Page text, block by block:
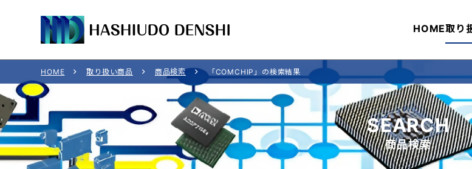
HOME取り
HOME 取り扱い商品 商品検索 「COMCHIP」の検索結果
SEARCH
商品検索